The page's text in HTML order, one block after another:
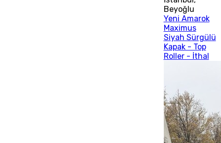
Beyoğlu
Yeni Amarok
Maximus
Siyah Sürgülü
Kapak - Top
Roller - İthal